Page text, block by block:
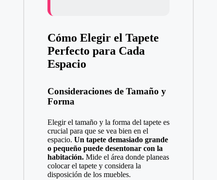
Cómo Elegir el Tapete
Perfecto para Cada
Espacio
Consideraciones de Tamaño y
Forma
Elegir el tamaño y la forma del tapete es
crucial para que se vea bien en el
espacio. Un tapete demasiado grande
o pequeño puede desentonar con la
habitación.Mide el área donde planeas
colocar el tapete y considera la
disposición de los muebles.